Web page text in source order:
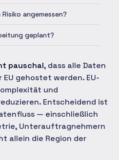
angemessen?
geplant?
pauschal, dass alle Daten
gehostet werden. EU-
und
Entscheidend ist
— einschließlich
Unterauftragnehmern
allein die Region der